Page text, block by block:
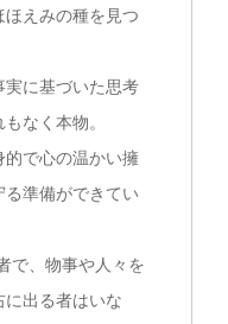
えみの種を見つ
に基づいた思考
なく本物。
で心の温かい擁
準備ができてい
で、物事や人々を
出る者はいな